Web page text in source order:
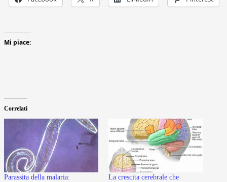
Mi piace:
Correlati
Parassita della malaria:
La crescita cerebrale che